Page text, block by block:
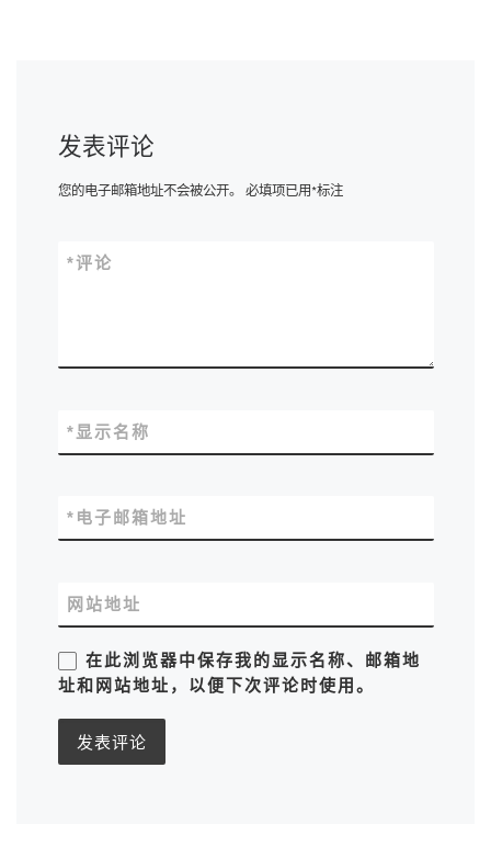
发表评论
您的电子邮箱地址不会被公开。 必填项已用*标注
评论
*
显示名称
*
电子邮箱地址
*
网站地址
在此浏览器中保存我的显示名称、邮箱地
址和网站地址，以便下次评论时使用。